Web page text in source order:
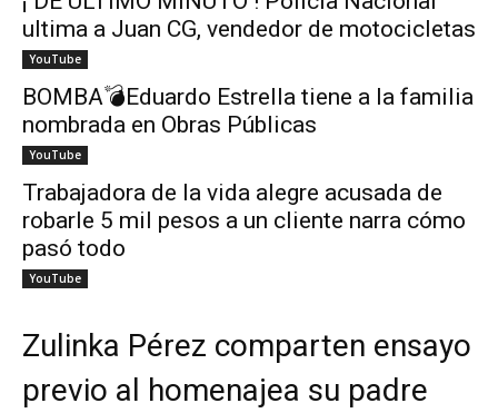
ultima a Juan CG, vendedor de motocicletas
YouTube
BOMBA💣Eduardo Estrella tiene a la familia
nombrada en Obras Públicas
YouTube
Trabajadora de la vida alegre acusada de
robarle 5 mil pesos a un cliente narra cómo
pasó todo
YouTube
Zulinka Pérez comparten ensayo
previo al homenajea su padre